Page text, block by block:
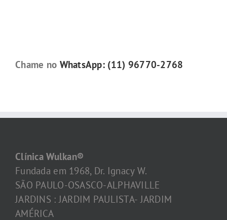
Chame no WhatsApp: (11) 96770-2768
Clínica Wulkan®
Fundada em 1968, Dr. Ignacy W.
SÃO PAULO-OSASCO-ALPHAVILLE
JARDINS : JARDIM PAULISTA- JARDIM
AMÉRICA